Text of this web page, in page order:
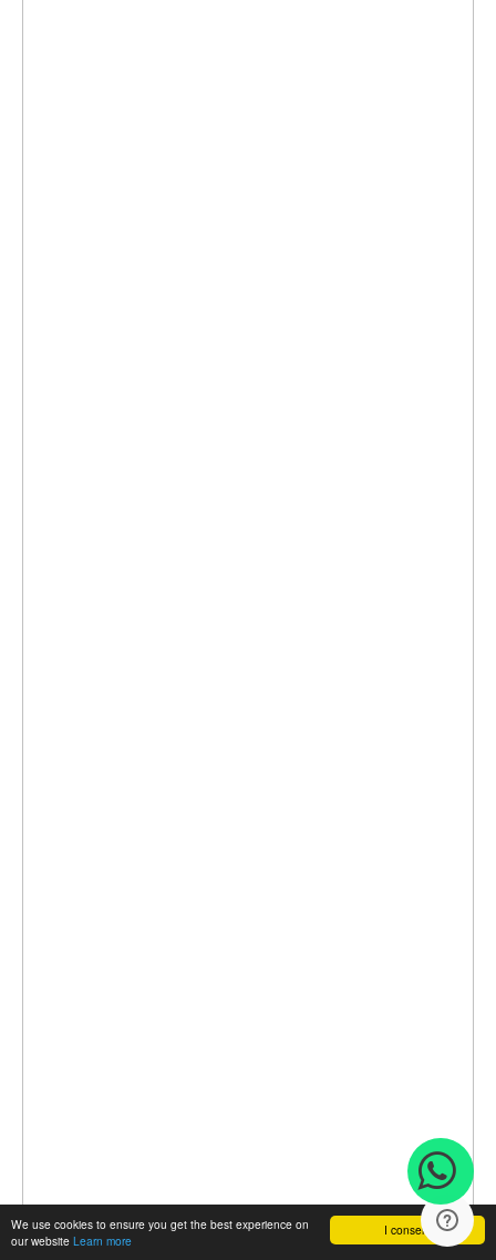
I consent
We use cookies to ensure you get the best experience on
our website Learn more